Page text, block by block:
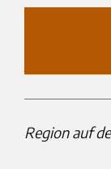
Region auf